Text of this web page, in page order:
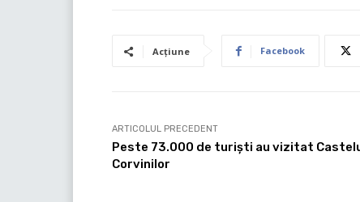
Acțiune Facebook
ARTICOLUL PRECEDENT
Peste 73.000 de turiști au vizitat
Corvinilor